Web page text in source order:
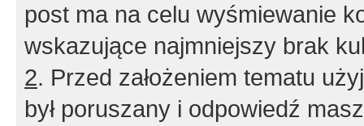
post ma na celu wyśmiewanie
wskazujące najmniejszy brak
2. Przed założeniem tematu
był poruszany i odpowiedź